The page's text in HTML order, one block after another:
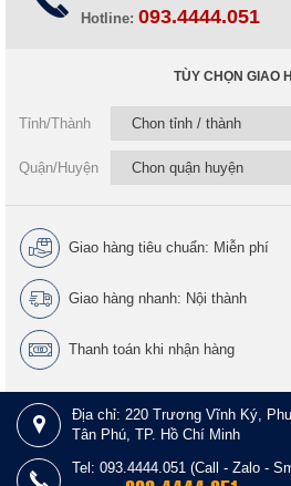
Hotline: 093.4444.051
TÙY CHỌN GIAO
Tỉnh/Thành
Quận/Huyện
Giao hàng tiêu chuẩn: Miễn phí
Giao hàng nhanh: Nội thành
Thanh toán khi nhận hàng
Địa chỉ: 220 Trương Vĩnh Ký,
Tân Phú, TP. Hồ Chí Minh
Tel: 093.4444.051 (Call - Zalo -